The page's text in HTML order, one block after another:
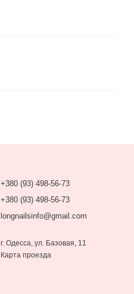
+380 (93) 498-56-73
+380 (93) 498-56-73
longnailsinfo@gmail.com
г. Одесса, ул. Базовая, 11
Карта проезда